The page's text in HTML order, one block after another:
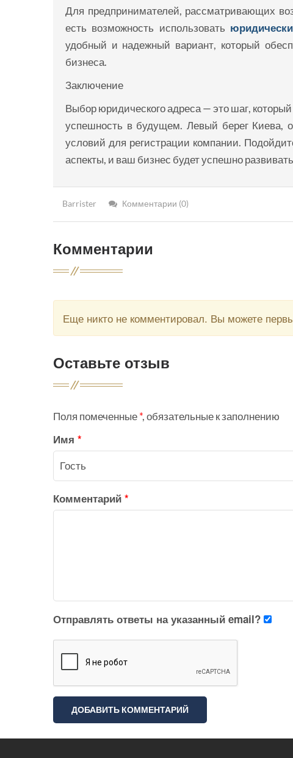
Для предпринимателей, рассматривающих
есть возможность использовать
удобный и надежный вариант, который
бизнеса.
Заключение
Выбор юридического адреса — это шаг, который
успешность в будущем. Левый берег Киева,
условий для регистрации компании.
аспекты, и ваш бизнес будет успешно
Barrister Комментарии (0)
Комментарии
Еще никто не комментировал. Вы можете
Оставьте отзыв
Поля помеченные*, обязательные к заполнению
Имя *
Комментарий *
Отправлять ответы на указанный email?